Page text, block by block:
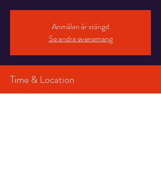
Anmälan är stängd
Se andra evenemang
Time & Location